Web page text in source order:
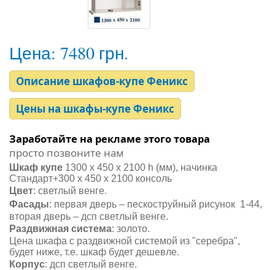
Цена: 7480 грн.
Описание шкафов-купе Феникс
Цены на шкафы-купе Феникс
Заработайте на рекламе этого товара
просто позвоните нам
Шкаф купе 1300 х 450 х 2100 h (мм), начинка
Стандарт+300 х 450 х 2100 консоль
Цвет: светлый венге.
Фасады: первая дверь – пескоструйный рисунок 1-44,
вторая дверь – дсп светлый венге.
Раздвижная система: золото.
Цена шкафа с раздвижной системой из "серебра",
будет ниже, т.е. шкаф будет дешевле.
Корпус: дсп светлый венге.